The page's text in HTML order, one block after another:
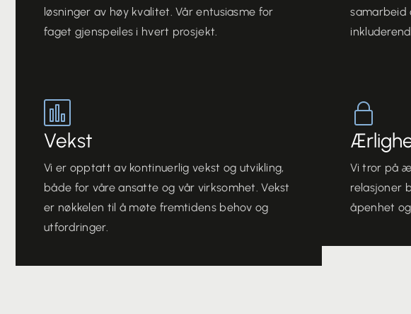
løsninger av høy kvalitet. Vår entusiasme for
faget gjenspeiles i hvert prosjekt.
samarbeid
Vekst
Vi er opptatt av kontinuerlig vekst og utvikling,
både for våre ansatte og vår virksomhet. Vekst
er nøkkelen til å møte fremtidens behov og
utfordringer.
Vi tror på
relasjoner
åpenhet